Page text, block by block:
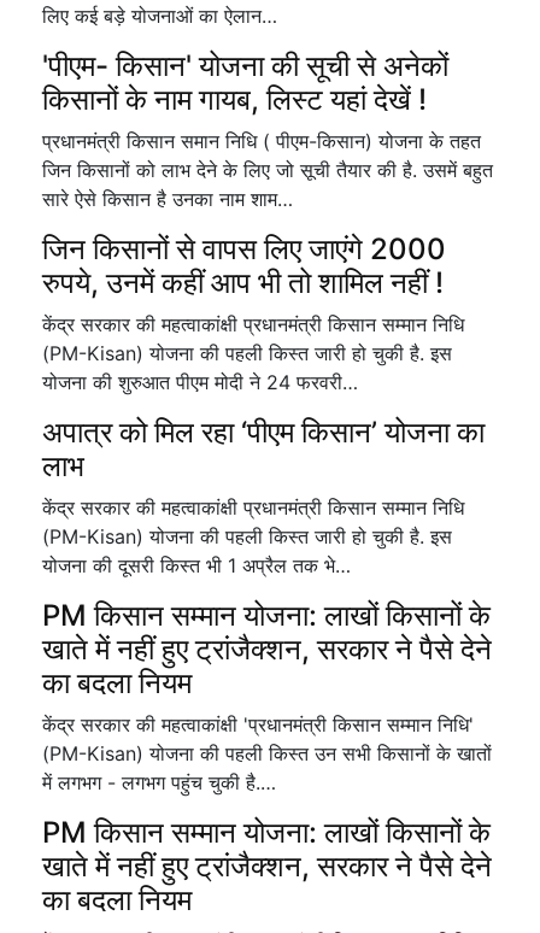
लिए कई बड़े योजनाओं का ऐलान…
'पीएम- किसान' योजना की सूची से अनेकों
किसानों के नाम गायब, लिस्ट यहां देखें !
प्रधानमंत्री किसान समान निधि ( पीएम-किसान) योजना के तहत
जिन किसानों को लाभ देने के लिए जो सूची तैयार की है. उसमें बहुत
सारे ऐसे किसान है उनका नाम शाम…
जिन किसानों से वापस लिए जाएंगे 2000
रुपये, उनमें कहीं आप भी तो शामिल नहीं !
केंद्र सरकार की महत्वाकांक्षी प्रधानमंत्री किसान सम्मान निधि
(PM-Kisan) योजना की पहली किस्त जारी हो चुकी है. इस
योजना की शुरुआत पीएम मोदी ने 24 फरवरी…
अपात्र को मिल रहा ‘पीएम किसान’ योजना का
लाभ
केंद्र सरकार की महत्वाकांक्षी प्रधानमंत्री किसान सम्मान निधि
(PM-Kisan) योजना की पहली किस्त जारी हो चुकी है. इस
योजना की दूसरी किस्त भी 1 अप्रैल तक भे…
PM किसान सम्मान योजना: लाखों किसानों के
खाते में नहीं हुए ट्रांजैक्शन, सरकार ने पैसे देने
का बदला नियम
केंद्र सरकार की महत्वाकांक्षी 'प्रधानमंत्री किसान सम्मान निधि'
(PM-Kisan) योजना की पहली किस्त उन सभी किसानों के खातों
में लगभग - लगभग पहुंच चुकी है.…
PM किसान सम्मान योजना: लाखों किसानों के
खाते में नहीं हुए ट्रांजैक्शन, सरकार ने पैसे देने
का बदला नियम